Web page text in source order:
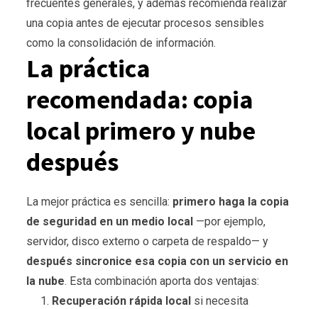
frecuentes generales, y además recomienda realizar
una copia antes de ejecutar procesos sensibles
como la consolidación de información.
La práctica
recomendada: copia
local primero y nube
después
La mejor práctica es sencilla: primero haga la copia
de seguridad en un medio local —por ejemplo,
servidor, disco externo o carpeta de respaldo— y
después sincronice esa copia con un servicio en
la nube. Esta combinación aporta dos ventajas:
Recuperación rápida local si necesita